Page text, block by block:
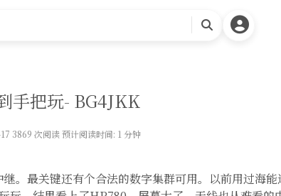
搜
手把玩- BG4JKK
3869 次阅读 预计阅读时间: 1 分钟
。最关键还有个合法的数字集群可用。以前用过海能